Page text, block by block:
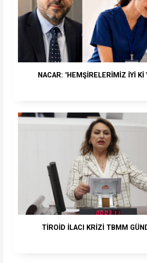
NACAR: "HEMŞİRELERİMİZ İYİ Kİ
TİROİD İLACI KRİZİ TBMM